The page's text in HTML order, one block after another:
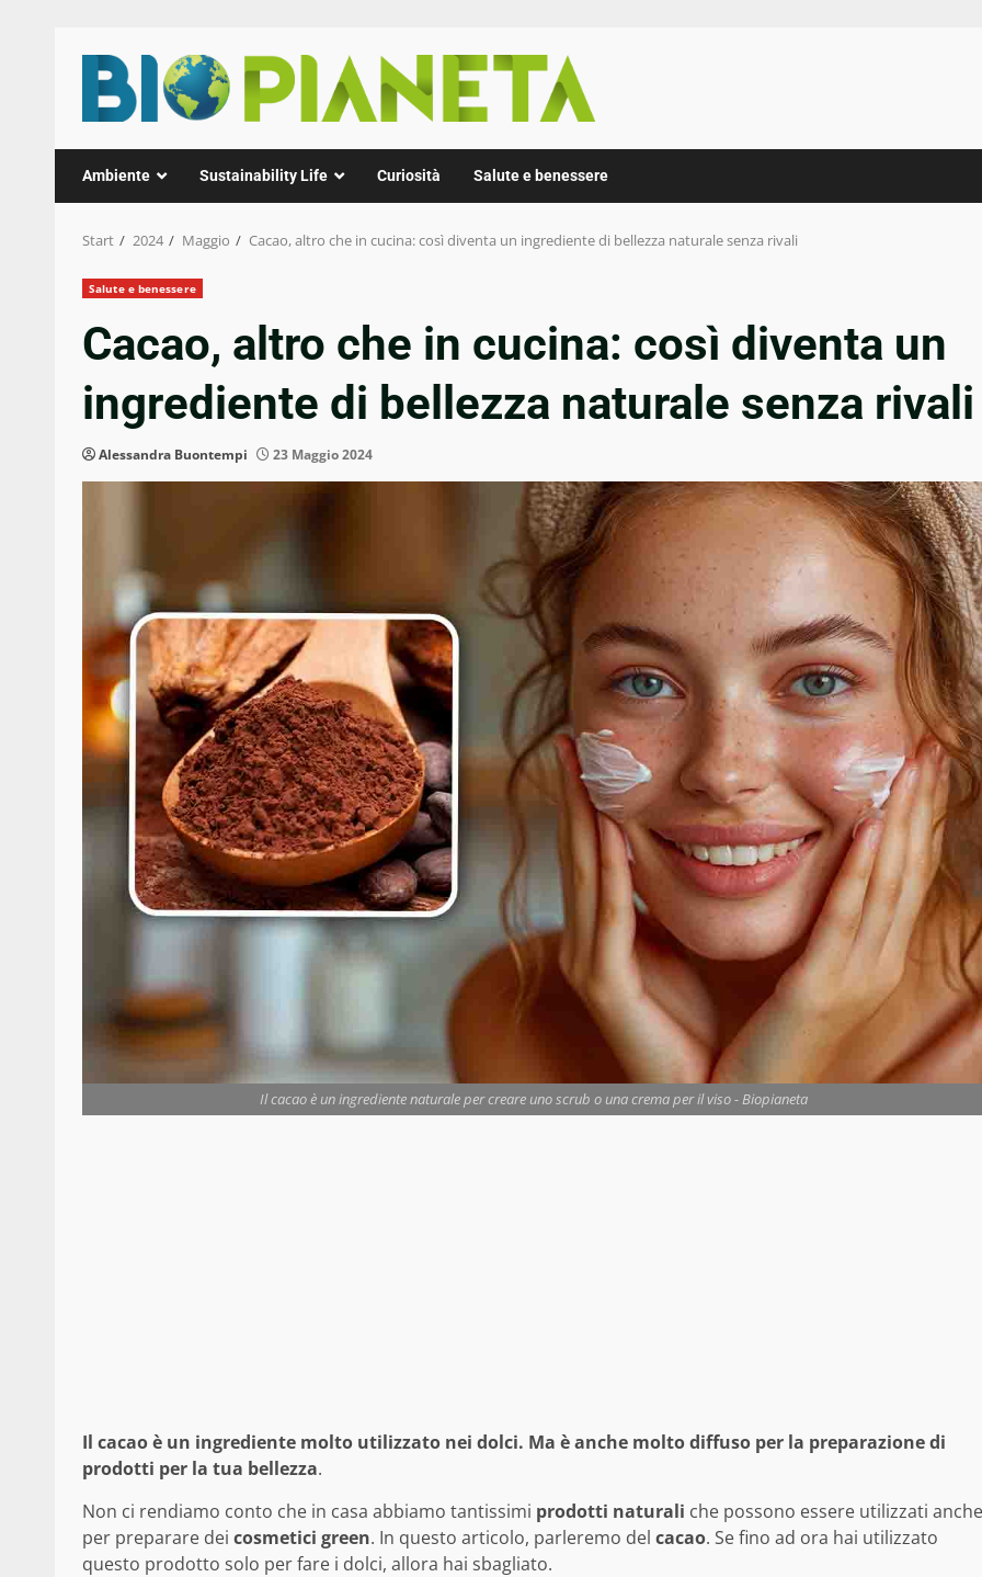
Inhalt
springen
Ambiente Sustainability Life Curiosità Salute e benessere
Start 2024 Maggio Cacao, altro che in cucina: così diventa un ingrediente di bellezza naturale senza rivali
Salute e benessere
Cacao, altro che in cucina: così diventa un
ingrediente di bellezza naturale senza rivali
Alessandra Buontempi 23 Maggio 2024
Il cacao è un ingrediente naturale per creare uno scrub o una crema per il viso - Biopianeta
Il cacao è un ingrediente molto utilizzato nei dolci. Ma è anche molto diffuso per la preparazione di
prodotti per la tua bellezza.
Non ci rendiamo conto che in casa abbiamo tantissimi prodotti naturali che possono essere utilizzati anche
per preparare dei cosmetici green. In questo articolo, parleremo del cacao. Se fino ad ora hai utilizzato
questo prodotto solo per fare i dolci, allora hai sbagliato.